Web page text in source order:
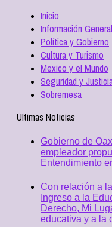
Inicio
Información General
Política y Gobierno
Cultura y Turismo
Mexico y el Mundo
Seguridad y
Sobremesa
Ultimas Noticias
Gobierno de
empleador
Entendimiento
Con relación a
Ingreso a la
Derecho, Mi
educativa y a la